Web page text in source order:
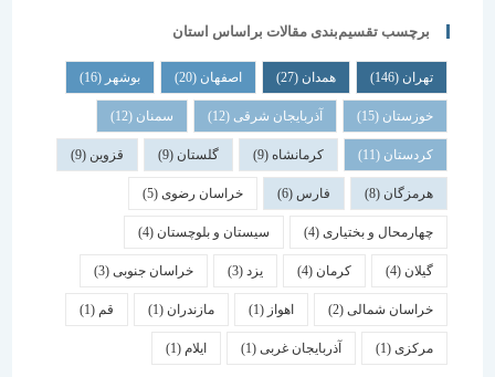
برچسب تقسیم‌بندی مقالات براساس استان
همدان اصفهان (20) بوشهر
خوزستان(15) آذربایجان شرقی(12) سمنان (12)
کردستان(11) کرمانشاه(9) گلستان (9) قزوین
هرمزگان(8) فارس خراسان رضوی(5)
چهارمحال و بختیاری (4) سیستان و بلوچستان(4)
کرمان یزد خراسان جنوبی(3)
خراسان شمالی(2) اهواز مازندران(1) قم
(1) آذربایجان غربی(1) ایلام